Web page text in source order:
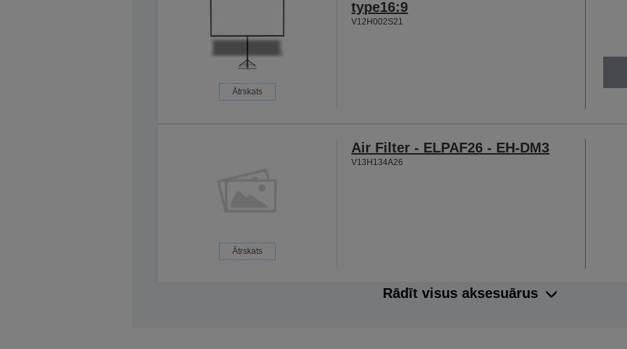
Ātrskats
type16:9
V12H002S21
Ātrskats
Air Filter - ELPAF26 - EH-DM3
V13H134A26
Rādīt visus aksesuārus